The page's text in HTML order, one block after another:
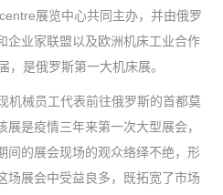
展览中心共同主办，并由俄罗
企业家联盟以及欧洲机床工业合作
，是俄罗斯第一大机床展。
机械员工代表前往俄罗斯的首都莫
是疫情三年来第一次大型展会，
间的展会现场的观众络绎不绝，形
场展会中受益良多，既拓宽了市场